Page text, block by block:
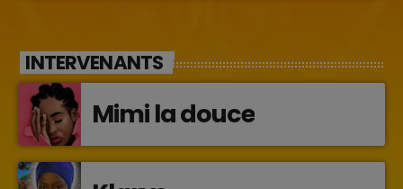
INTERVENANTS
Mimi la douce